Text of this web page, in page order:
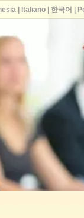
| Italiano| 한국어